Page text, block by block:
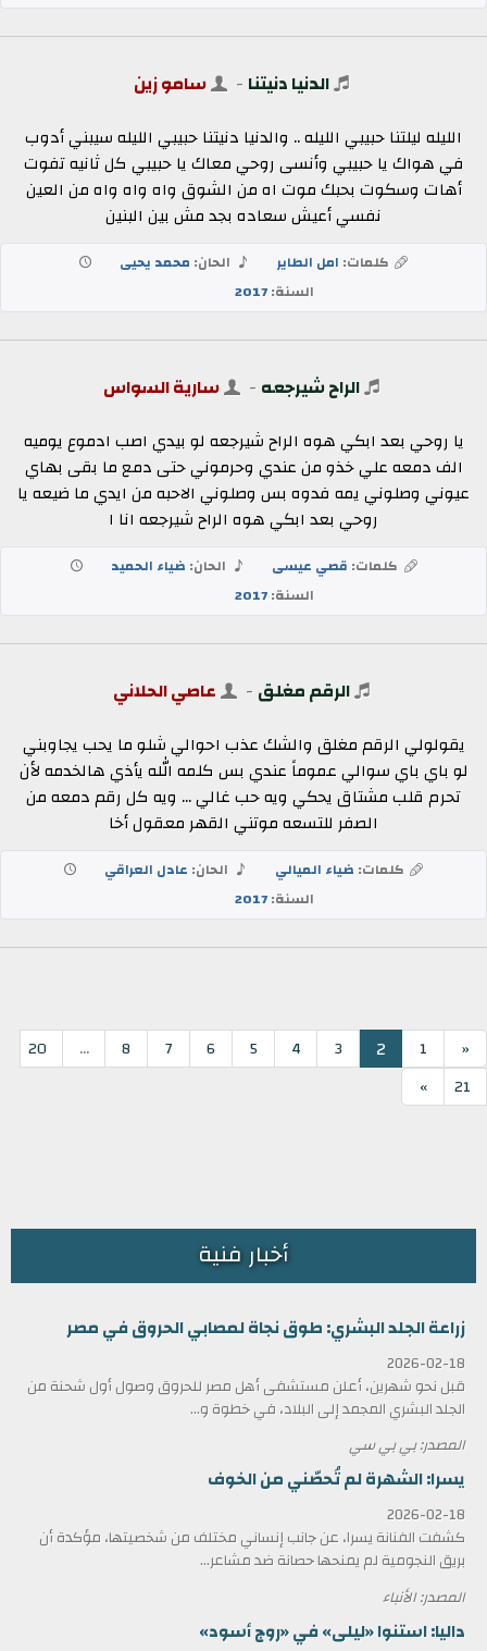
الدنيا دنيتنا - سامو زين
الليله ليلتنا حبيبي الليله .. والدنيا دنيتنا حبيبي الليله سيبني أدوب
في هواك يا حبيبي وأنسى روحي معاك يا حبيبي كل ثانيه تفوت
أهات وسكوت بحبك موت اه من الشوق واه واه واه من العين
نفسي أعيش سعاده بجد مش بين البنين
كلمات: امل الطاير الحان: محمد يحيى
السنة:2017
الراح شيرجعه - سارية السواس
يا روحي بعد ابكي هوه الراح شيرجعه لو بيدي اصب ادموع يوميه
الف دمعه علي خذو من عندي وحرموني حتى دمع ما بقى بهاي
عيوني وصلوني يمه فدوه بس وصلوني الاحبه من ايدي ما ضيعه يا
روحي بعد ابكي هوه الراح شيرجعه انا ا
كلمات: قصي عيسى الحان: ضياء الحميد
السنة:2017
الرقم مغلق - عاصي الحلاني
يقولولي الرقم مغلق والشك عذب احوالي شلو ما يحب يجاوبني
لو باي باي سوالي عموماً عندي بس كلمه الله يأذي هالخدمه لأن
تحرم قلب مشتاق يحكي ويه حب غالي ... ويه كل رقم دمعه من
الصفر للتسعه موتني القهر معقول أخا
كلمات: ضياء الميالي الحان: عادل العراقي
السنة:2017
«
1
2
3
4
5
6
7
8
...
20
21
»
أخبار فنية
زراعة الجلد البشري: طوق نجاة لمصابي الحروق في مصر
2026-02-18
قبل نحو شهرين، أعلن مستشفى أهل مصر للحروق وصول أول شحنة من
الجلد البشري المجمد إلى البلاد، في خطوة و...
المصدر: بي بي سي
يسرا: الشهرة لم تُحصّني من الخوف
2026-02-18
كشفت الفنانة يسرا، عن جانب إنساني مختلف من شخصيتها، مؤكدة أن
بريق النجومية لم يمنحها حصانة ضد مشاعر...
المصدر: الأنباء
داليا: استنوا «ليلى» في «روج أسود»